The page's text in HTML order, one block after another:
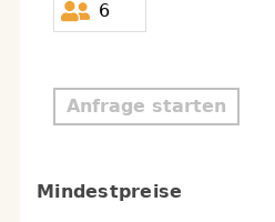
Anfrage starten
Mindestpreise